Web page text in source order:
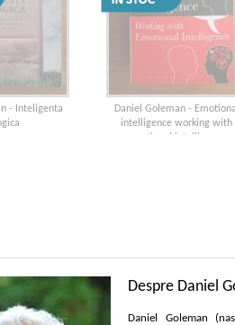
- Inteligenta
Daniel Goleman - Emotional
intelligence working with
emotional intelligence
Despre Daniel
Daniel Goleman